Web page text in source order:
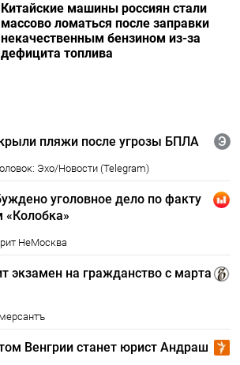
Китайские машины россиян стали
массово ломаться после заправки
некачественным бензином из-за
дефицита топлива